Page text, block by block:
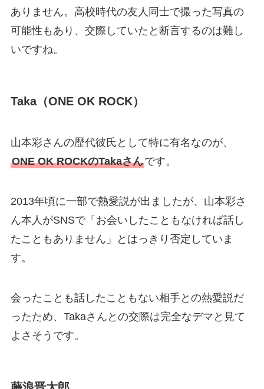
ありません。高校時代の友人同士で撮った写真の
可能性もあり、交際していたと断言するのは難し
いですね。
Taka（ONE OK ROCK）
山本彩さんの歴代彼氏として特に有名なのが、
ONE OK ROCKのTakaさんです。
2013年頃に一部で熱愛説が出ましたが、山本彩さ
ん本人がSNSで「お会いしたこともなければ話し
たこともありません」とはっきり否定していま
す。
会ったことも話したこともない相手との熱愛説だ
ったため、Takaさんとの交際は完全なデマと見て
よさそうです。